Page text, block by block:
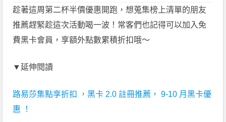
趁著這周第二杯半價優惠開跑，想蒐集榜上清單的朋友
推薦趕緊趁這次活動喝一波！常客們也記得可以加入免
費黑卡會員，享額外點數累積折扣哦～
▼延伸閱讀
路易莎集點享折扣 ，黑卡 2.0 註冊推薦， 9-10 月黑卡優
惠 ！